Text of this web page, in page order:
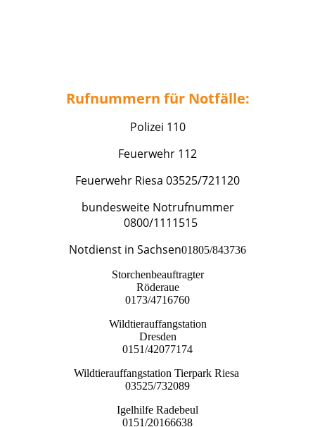
Rufnummern für Notfälle:
Polizei 110
Feuerwehr 112
Feuerwehr Riesa 03525/721120
bundesweite Notrufnummer
0800/1111515
Notdienst in Sachsen​01805/843736
Storchenbeauftragter
Röderaue
0173/4716760
Wildtierauffangstation
Dresden
0151/42077174
Wildtierauffangstation Tierpark Riesa
03525/732089
Igelhilfe Radebeul
0151/20166638